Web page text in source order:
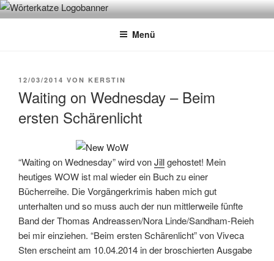
Zum
InhaltWÖRTERKATZE
Von Büchern erzählen
Menü
VERÖFFENTLICHT
12/03/2014 VON KERSTIN
Waiting on Wednesday – Beim
ersten Schärenlicht
“Waiting on Wednesday” wird vonJillgehostet! Mein
heutiges WOW ist mal wieder ein Buch zu einer
Bücherreihe. Die Vorgängerkrimis haben mich gut
unterhalten und so muss auch der nun mittlerweile fünfte
Band der Thomas Andreassen/Nora Linde/Sandham-Reieh
bei mir einziehen. “Beim ersten Schärenlicht” von Viveca
Sten erscheint am 10.04.2014 in der broschierten Ausgabe